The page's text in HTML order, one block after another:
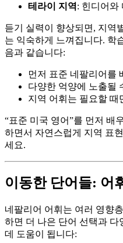
테라이 지역: 힌디어와
듣기 실력이 향상되면, 지역
는 익숙하게 느껴집니다. 학
음과 같습니다:
먼저 표준 네팔리어를
다양한 억양에 노출될
지역 어휘는 필요할 때
“표준 미국 영어”를 먼저 배
하면서 자연스럽게 지역 표
세요.
이동한 단어들: 어
네팔리어 어휘는 여러 영향
하면 더 나은 단어 선택과
데 도움이 됩니다: